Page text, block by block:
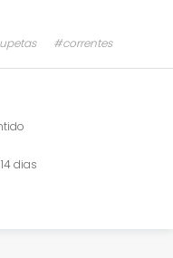
#correntes
dias